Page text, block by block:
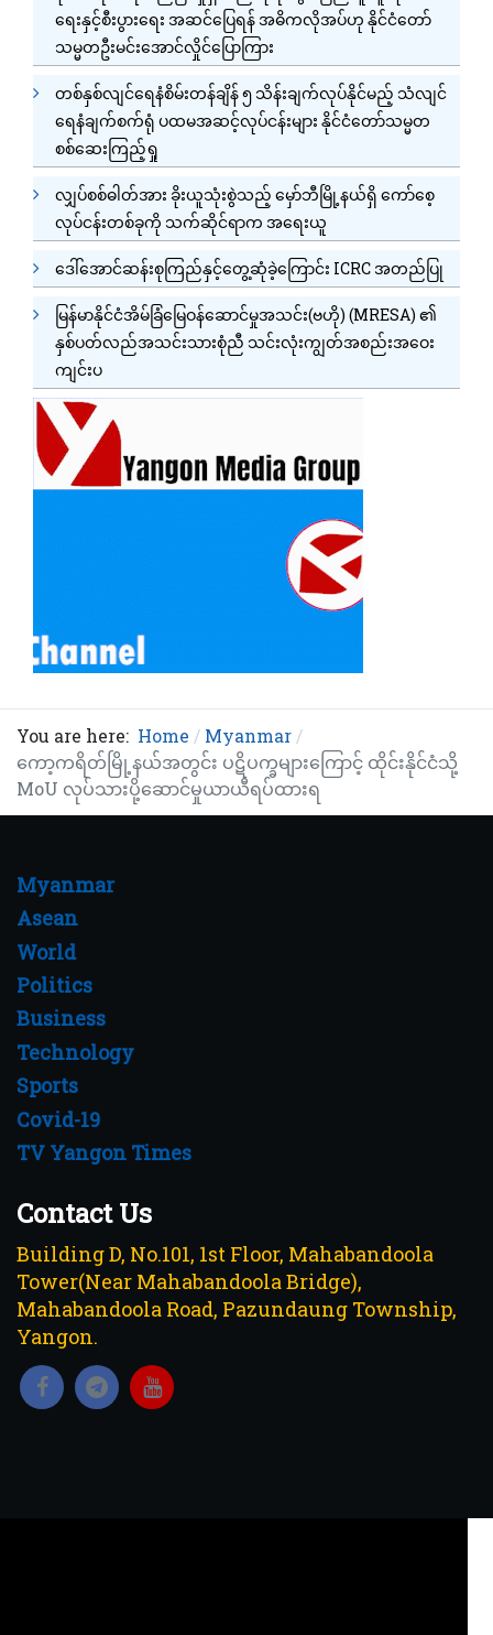
ရေးနှင့်စီးပွားရေး အဆင်ပြေရန် အဓိကလိုအပ်ဟု နိုင်ငံတော်
သမ္မတဦးမင်းအောင်လှိုင်ပြောကြား
တစ်နှစ်လျင်ရေနံစိမ်းတန်ချိန် ၅ သိန်းချက်လုပ်နိုင်မည့် သံလျင်
ရေနံချက်စက်ရုံ ပထမအဆင့်လုပ်ငန်းများ နိုင်ငံတော်သမ္မတ
စစ်ဆေးကြည့်ရှု
လျှပ်စစ်ဓါတ်အား ခိုးယူသုံးစွဲသည့် မှော်ဘီမြို့နယ်ရှိ ကော်စေ့
လုပ်ငန်းတစ်ခုကို သက်ဆိုင်ရာက အရေးယူ
ဒေါ်အောင်ဆန်းစုကြည်နှင့်တွေ့ဆုံခဲ့ကြောင်း ICRC အတည်ပြု
မြန်မာနိုင်ငံအိမ်ခြံမြေဝန်ဆောင်မှုအသင်း(ဗဟို) (MRESA) ၏
နှစ်ပတ်လည်အသင်းသားစုံညီ သင်းလုံးကျွတ်အစည်းအဝေး
ကျင်းပ
You are here: Home
Myanmar
ကော့ကရိတ်မြို့နယ်အတွင်း ပဋိပက္ခများကြောင့် ထိုင်းနိုင်ငံသို့
MoU လုပ်သားပို့ဆောင်မှုယာယီရပ်ထားရ
Myanmar
Asean
World
Politics
Business
Technology
Sports
Covid-19
TV Yangon Times
Contact Us
Building D, No.101, 1st Floor, Mahabandoola
Tower(Near Mahabandoola Bridge),
Mahabandoola Road, Pazundaung Township,
Yangon.